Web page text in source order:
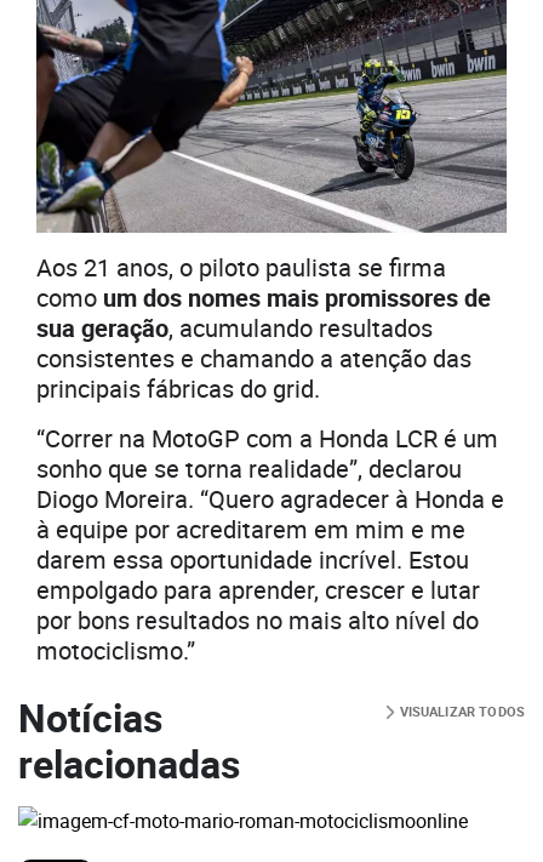
Aos 21 anos, o piloto paulista se firma
como um dos nomes mais promissores de
sua geração, acumulando resultados
consistentes e chamando a atenção das
principais fábricas do grid.
“Correr na MotoGP com a Honda LCR é um
sonho que se torna realidade”, declarou
Diogo Moreira. “Quero agradecer à Honda e
à equipe por acreditarem em mim e me
darem essa oportunidade incrível. Estou
empolgado para aprender, crescer e lutar
por bons resultados no mais alto nível do
motociclismo.”
Notícias
relacionadas
VISUALIZAR TODOS